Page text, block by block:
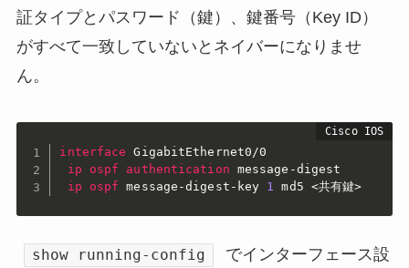
証タイプとパスワード（鍵）、鍵番号（Key ID）
がすべて一致していないとネイバーになりませ
ん。
interface
GigabitEthernet0/0
ip
ospf authentication message-digest
ip
ospf message-digest-key 1 md5 <共有鍵>
show running-config
でインターフェース設